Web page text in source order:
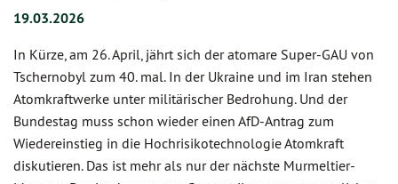
19.03.2026
In Kürze, am 26. April, jährt sich der atomare Super-GAU von
Tschernobyl zum 40. mal. In der Ukraine und im Iran stehen
Atomkraftwerke unter militärischer Bedrohung. Und der
Bundestag muss schon wieder einen AfD-Antrag zum
Wiedereinstieg in die Hochrisikotechnologie Atomkraft
diskutieren. Das ist mehr als nur der nächste Murmeltier-